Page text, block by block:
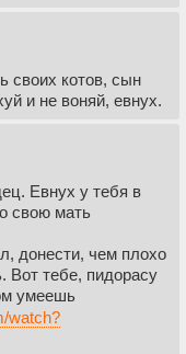
своих котов, сын
и не воняй, евнух.
Евнух у тебя в
свою мать
донести, чем плохо
Вот тебе, пидорасу
умеешь
watch?